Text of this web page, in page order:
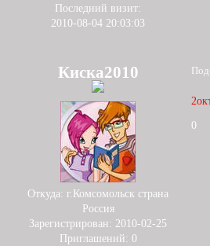
Последний визит:
2010-08-04 20:03:03
Киска2010
Откуда: г.Комсомольск страна
Россия
Зарегистрирован: 2010-02-25
Приглашений: 0
0